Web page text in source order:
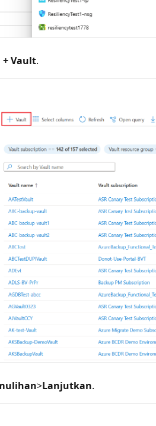
+ Vault.
>Lanjutkan.